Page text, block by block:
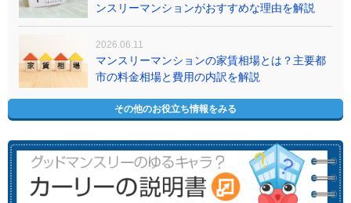
ンスリーマンションがおすすめな理由を解説
2026.06.11
マンスリーマンションの家賃相場とは？主要都
市の料金相場と費用の内訳を解説
その他のお役立ち情報をみる